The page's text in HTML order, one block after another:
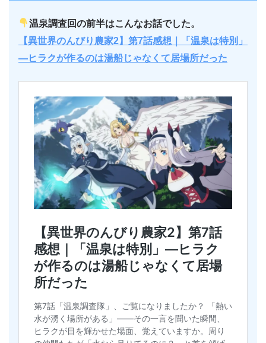
温泉調査回の前半はこんなお話でした。
【異世界のんびり農家2】第7話感想｜「温泉は特別」
―ヒラクが作るのは湯船じゃなくて居場所だった